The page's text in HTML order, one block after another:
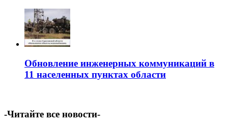
Обновление инженерных коммуникаций в
11 населенных пунктах области
-Читайте все новости-